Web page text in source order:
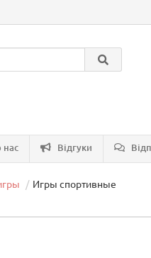
нас Відгуки
Игры спортивные